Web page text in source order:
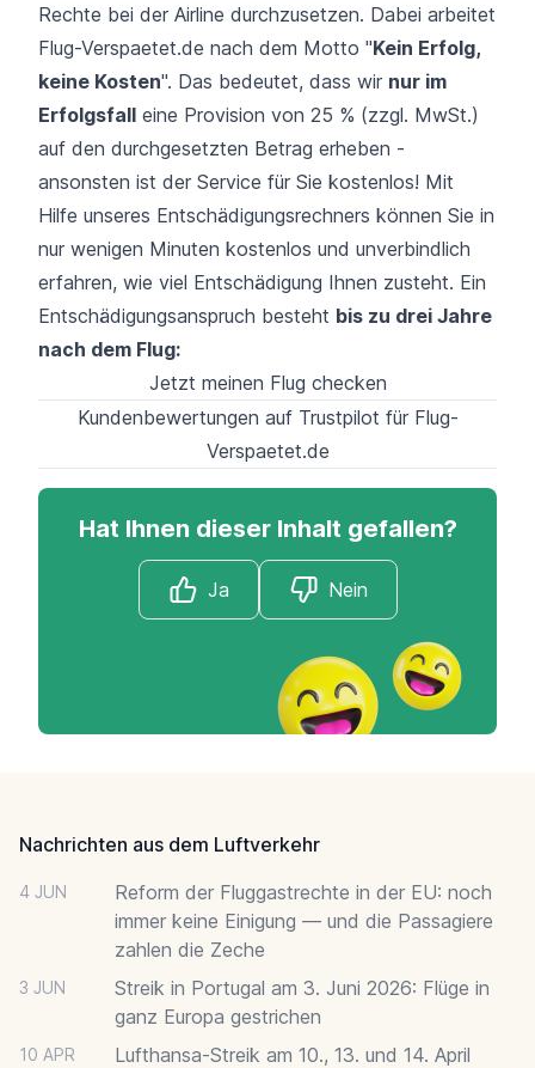
Rechte bei der Airline durchzusetzen. Dabei arbeitet
Flug-Verspaetet.de nach dem Motto "Kein Erfolg,
keine Kosten". Das bedeutet, dass wir nur im
Erfolgsfall eine Provision von 25 % (zzgl. MwSt.)
auf den durchgesetzten Betrag erheben -
ansonsten ist der Service für Sie kostenlos! Mit
Hilfe unseres Entschädigungsrechners können Sie in
nur wenigen Minuten kostenlos und unverbindlich
erfahren, wie viel Entschädigung Ihnen zusteht. Ein
Entschädigungsanspruch besteht bis zu drei Jahre
nach dem Flug:
Jetzt meinen Flug checken
Kundenbewertungen auf Trustpilot für Flug-
Verspaetet.de
Hat Ihnen dieser Inhalt gefallen?
Ja Nein
Nachrichten aus dem Luftverkehr
4 JUN
Reform der Fluggastrechte in der EU: noch
immer keine Einigung — und die Passagiere
zahlen die Zeche
3 JUN
Streik in Portugal am 3. Juni 2026: Flüge in
ganz Europa gestrichen
10 APR
Lufthansa-Streik am 10., 13. und 14. April